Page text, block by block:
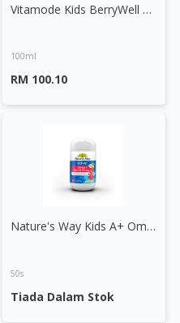
Vitamode Kids BerryWell Syrup
100ml
RM 100.10
Nature's Way Kids A+ Omega Fish Oil Tablet
50s
Tiada Dalam Stok